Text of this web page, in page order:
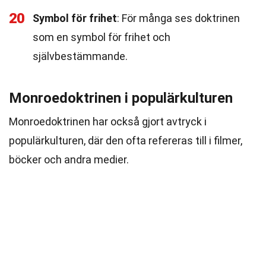
20 Symbol för frihet: För många ses doktrinen
som en symbol för frihet och
självbestämmande.
Monroedoktrinen i populärkulturen
Monroedoktrinen har också gjort avtryck i
populärkulturen, där den ofta refereras till i filmer,
böcker och andra medier.